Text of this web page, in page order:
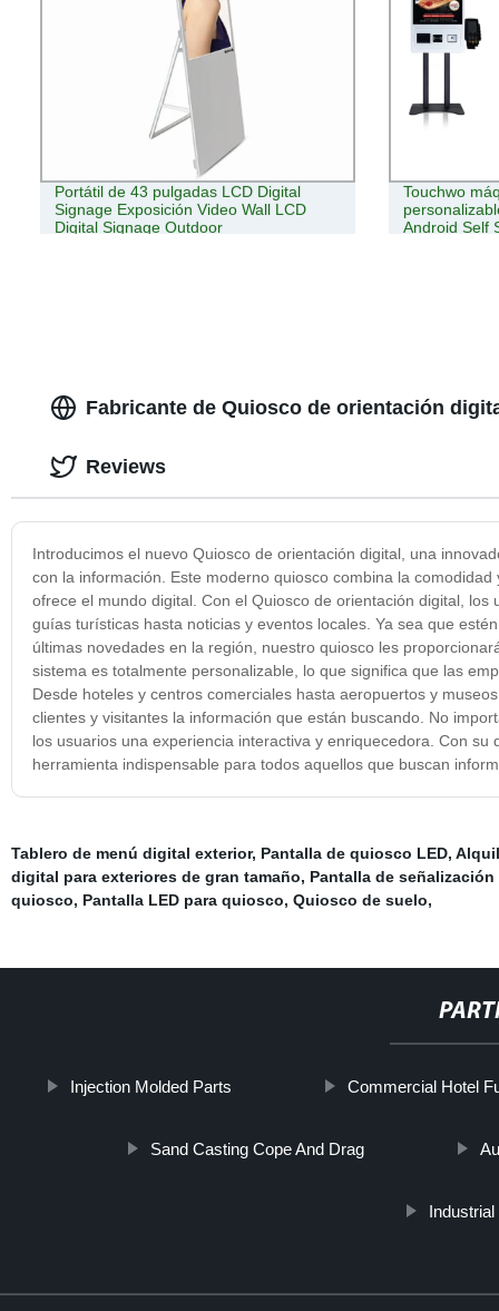
Portátil de 43 pulgadas LCD Digital
Signage Exposición Video Wall LCD
Digital Signage Outdoor
Touchwo
Android Self
Fabricante de Quiosco de orientación
Introducimos el nuevo Quiosco de orientación digital, una
con la información. Este moderno quiosco combina la
ofrece el mundo digital. Con el Quiosco de orientación digital,
guías turísticas hasta noticias y eventos locales. Ya sea que
últimas novedades en la región, nuestro quiosco les
sistema es totalmente personalizable, lo que significa que las
Desde hoteles y centros comerciales hasta aeropuertos y
clientes y visitantes la información que están buscando. No
los usuarios una experiencia interactiva y enriquecedora. Con
herramienta indispensable para todos aquellos que buscan
Reviews
Tablero de menú digital exterior, Pantalla de quiosco LED,
digital para exteriores de gran tamaño, Pantalla de
quiosco, Pantalla LED para quiosco, Quiosco de suelo,
Injection Molded Parts Commercial Hotel
Sand Casting Cope And Drag